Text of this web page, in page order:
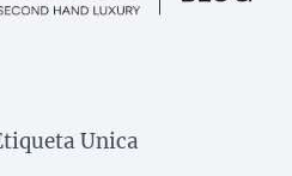
Unica